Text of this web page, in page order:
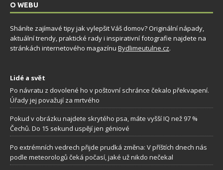
O WEBU
Sháníte zajímavé tipy jak vylepšit Váš domov? Originální nápady,
aktuální trendy, praktické rady i inspirativní fotografie najdete na
stránkách internetového magazínu Bydlimeutulne.cz.
Lidé a svět
Po návratu z dovolené ho v poštovní schránce čekalo překvapení.
Úřady jej považují za mrtvého
Pokud v obrázku najdete skrytého psa, máte vyšší IQ než 97 %
Čechů. Do 15 sekund uspějí jen géniové
Po extrémních vedrech přijde prudká změna: V příštích dnech nás
podle meteorologů čeká počasí, jaké už nikdo nečekal